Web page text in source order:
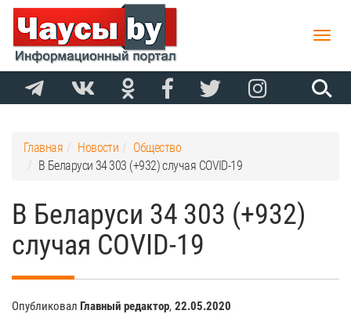
Toggle
Главная Новости
Общество
В Беларуси 34 303 (+932) случая COVID-19
В Беларуси 34 303 (+932)
случая COVID-19
Опубликовал Главный редактор, 22.05.2020